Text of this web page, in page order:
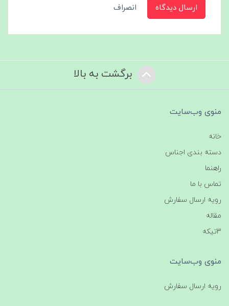
ارسال دیدگاه انصراف
برگشت به بالا
منوی وب‌سایت
خانه
دسته بندی اجناس
راهنما
تماس با ما
رویه ارسال سفارش
مقاله
3تیکه
منوی وب‌سایت
رویه ارسال سفارش